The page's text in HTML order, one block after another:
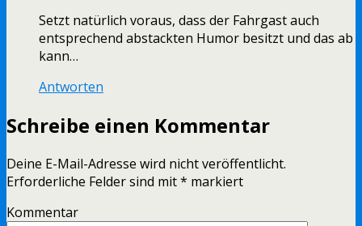
Setzt natürlich voraus, dass der Fahrgast auch
entsprechend abstackten Humor besitzt und das ab
kann…
Antworten
Schreibe einen Kommentar
Deine E-Mail-Adresse wird nicht veröffentlicht.
Erforderliche Felder sind mit* markiert
Kommentar